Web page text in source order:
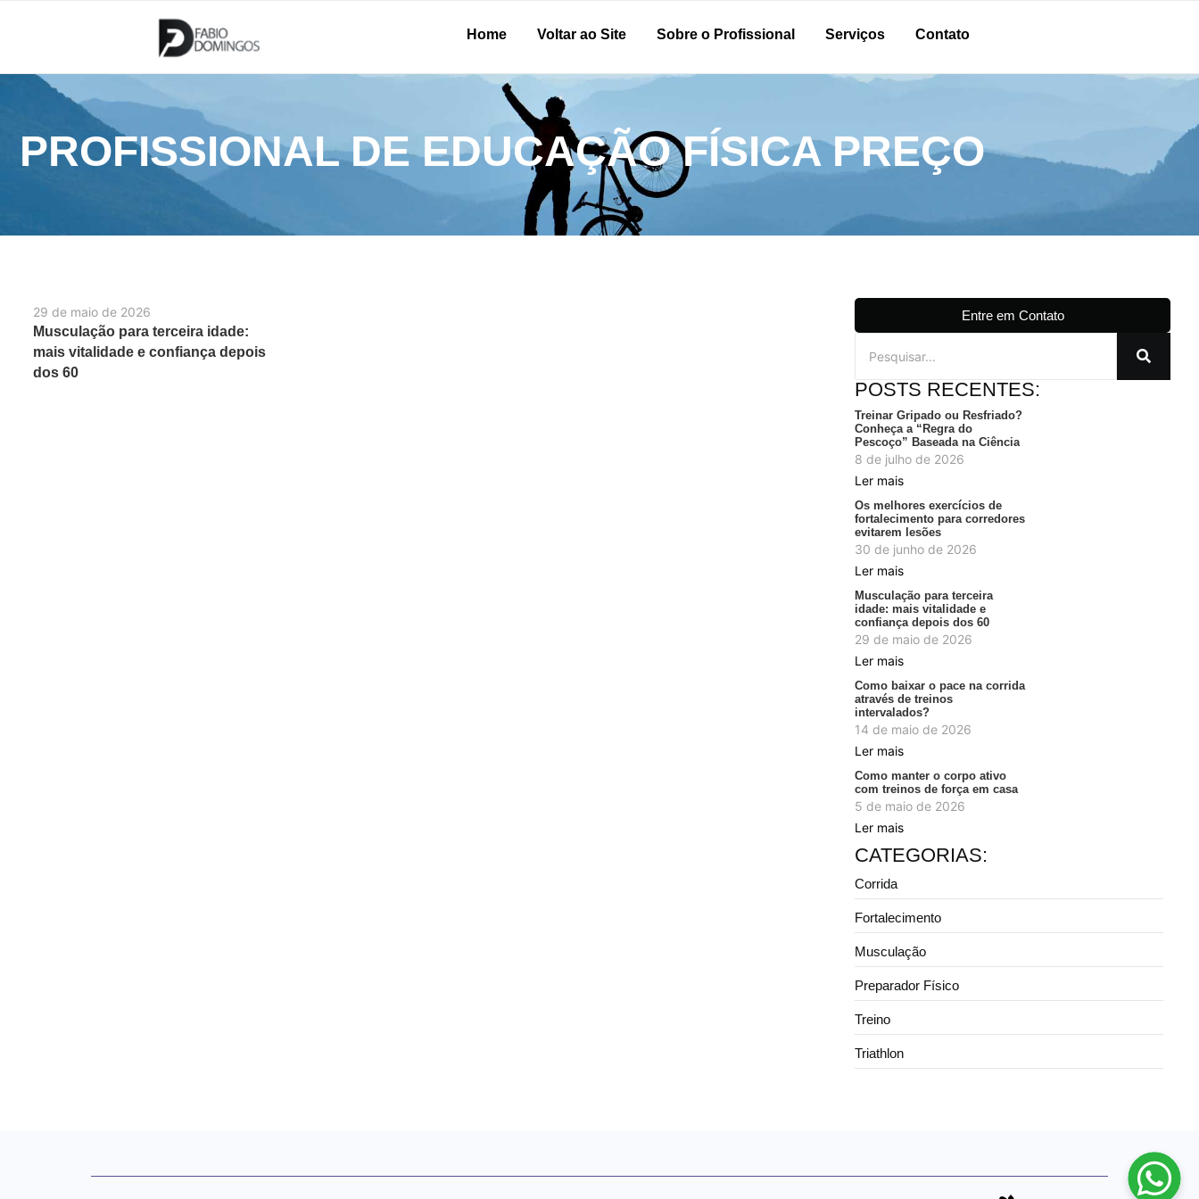
Home Voltar ao Site Sobre o Profissional Serviços Contato
PROFISSIONAL DE EDUCAÇÃO FÍSICA PREÇO
29 de maio de 2026
Musculação para terceira idade:
mais vitalidade e confiança depois
dos 60
Entre em Contato
POSTS RECENTES:
Treinar Gripado ou Resfriado?
Conheça a “Regra do
Pescoço” Baseada na Ciência
8 de julho de 2026
Ler mais
Os melhores exercícios de
fortalecimento para corredores
evitarem lesões
30 de junho de 2026
Ler mais
Musculação para terceira
idade: mais vitalidade e
confiança depois dos 60
29 de maio de 2026
Ler mais
Como baixar o pace na corrida
através de treinos
intervalados?
14 de maio de 2026
Ler mais
Como manter o corpo ativo
com treinos de força em casa
5 de maio de 2026
Ler mais
CATEGORIAS:
Corrida
Fortalecimento
Musculação
Preparador Físico
Treino
Triathlon